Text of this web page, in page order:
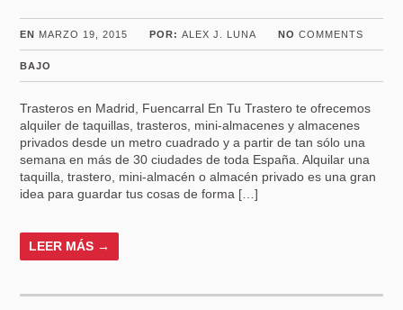
EN MARZO 19, 2015 POR:ALEX J. LUNA NO COMMENTS
BAJO
Trasteros en Madrid, Fuencarral En Tu Trastero te ofrecemos
alquiler de taquillas, trasteros, mini-almacenes y almacenes
privados desde un metro cuadrado y a partir de tan sólo una
semana en más de 30 ciudades de toda España. Alquilar una
taquilla, trastero, mini-almacén o almacén privado es una gran
idea para guardar tus cosas de forma […]
LEER MÁS →